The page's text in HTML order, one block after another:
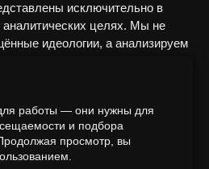
исключительно в
аналитических целях. Мы не
идеологии, а анализируем
НА НАС
работы — они нужны для
и подбора
просмотр, вы